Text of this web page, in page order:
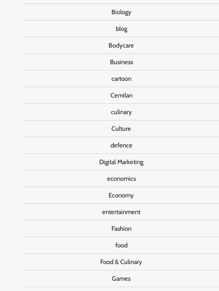
Biology
blog
Bodycare
Business
cartoon
Cemilan
culinary
Culture
defence
Digital Marketing
economics
Economy
entertainment
Fashion
food
Food & Culinary
Games